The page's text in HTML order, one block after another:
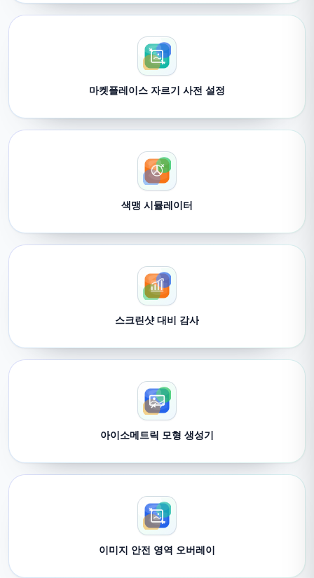
마켓플레이스 자르기 사전 설정
색맹 시뮬레이터
스크린샷 대비 감사
아이소메트릭 모형 생성기
이미지 안전 영역 오버레이